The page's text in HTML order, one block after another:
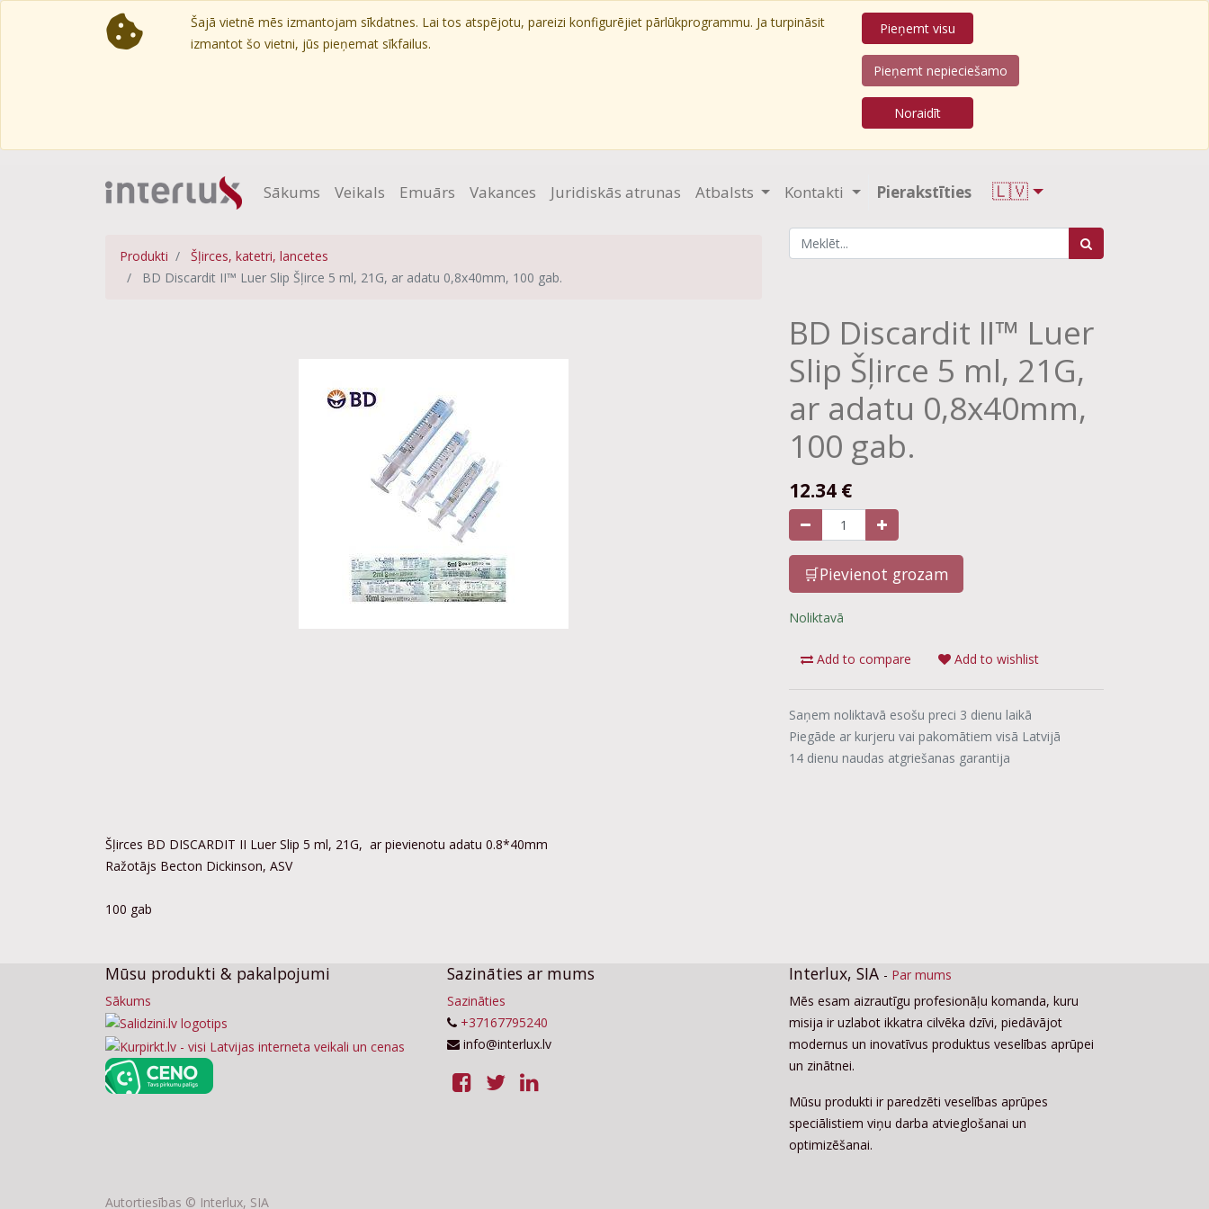
Šajā vietnē mēs izmantojam sīkdatnes. Lai tos atspējotu, pareizi konfigurējiet pārlūkprogrammu. Ja turpināsit
izmantot šo vietni, jūs pieņemat sīkfailus.
Pieņemt visu
Pieņemt nepieciešamo
Noraidīt
Sākums Veikals Emuārs Vakances Juridiskās atrunas Atbalsts Kontakti Pierakstīties 🇱🇻
Produkti
Šļirces, katetri, lancetes
BD Discardit II™ Luer Slip Šļirce 5 ml, 21G, ar adatu 0,8x40mm, 100 gab.
BD Discardit II™ Luer
Slip Šļirce 5 ml, 21G,
ar adatu 0,8x40mm,
100 gab.
12.34 €
🛒Pievienot grozam
Noliktavā
Add to compare Add to wishlist
Saņem noliktavā esošu preci 3 dienu laikā
Piegāde ar kurjeru vai pakomātiem visā Latvijā
14 dienu naudas atgriešanas garantija
Šļirces BD DISCARDIT II Luer Slip 5 ml, 21G, ar pievienotu adatu 0.8*40mm
Ražotājs Becton Dickinson, ASV
100 gab
Mūsu produkti & pakalpojumi
Sākums
Sazināties ar mums
Sazināties
+37167795240
info@interlux.lv
Interlux, SIA - Par mums
Mēs esam aizrautīgu profesionāļu komanda, kuru
misija ir uzlabot ikkatra cilvēka dzīvi, piedāvājot
modernus un inovatīvus produktus veselības aprūpei
un zinātnei.
Mūsu produkti ir paredzēti veselības aprūpes
speciālistiem viņu darba atvieglošanai un
optimizēšanai.
Autortiesības © Interlux, SIA